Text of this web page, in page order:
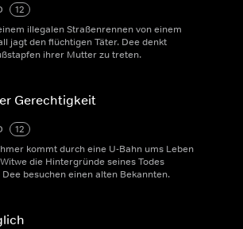
12
illegalen Straßenrennen von einem
jagt den flüchtigen Täter. Dee denkt
ihrer Mutter zu treten.
Gerechtigkeit
12
kommt durch eine U-Bahn ums Leben
die Hintergründe seines Todes
besuchen einen alten Bekannten.